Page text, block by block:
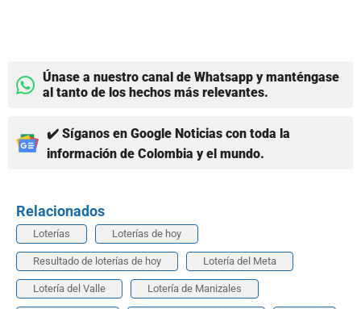
Únase a nuestro canal de Whatsapp y manténgase
al tanto de los hechos más relevantes.
✔️ Síganos en Google Noticias con toda la
información de Colombia y el mundo.
Relacionados
Loterías Loterías de hoy
Resultado de loterías de hoy Lotería del Meta
Lotería del Valle Lotería de Manizales